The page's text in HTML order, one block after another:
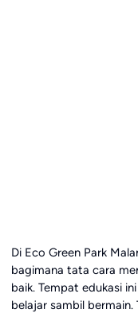
Di Eco Green Park
bagimana tata cara
baik. Tempat edukasi
belajar sambil